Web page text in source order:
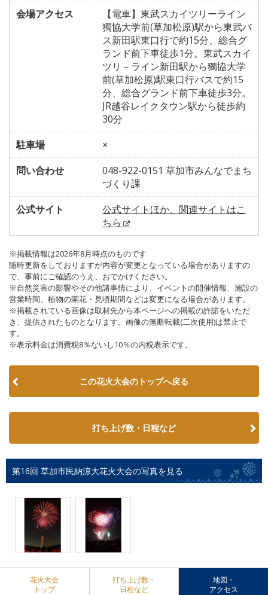
会場アクセス
【電車】東武スカイツリーライン
獨協大学前(草加松原)駅から東武バ
ス新田駅東口行で約15分、総合グ
ランド前下車徒歩1分。東武スカイ
ツリ－ライン新田駅から獨協大学
前(草加松原)駅東口行バスで約15
分、総合グランド前下車徒歩3分。
JR越谷レイクタウン駅から徒歩約
30分
駐車場
×
問い合わせ
048-922-0151 草加市みんなでまち
づくり課
公式サイト
公式サイトほか、関連サイトはこ
ちら
※掲載情報は2026年8月時点のものです
随時更新をしておりますが内容が変更となっている場合がありますの
で、事前にご確認のうえ、おでかけください。
※自然災害の影響やその他諸事情により、イベントの開催情報、施設の
営業時間、植物の開花・見頃期間などは変更になる場合があります。
※掲載されている画像は取材先から本ページへの掲載の許諾をいただ
き、提供されたものとなります。画像の無断転載(二次使用)は禁止で
す。
※表示料金は消費税8％ないし10％の内税表示です。
この花火大会のトップへ戻る
打ち上げ数・日程など
第16回 草加市民納涼大花火大会の写真を見る
花火大会
トップ
打ち上げ数・
日程など
地図・
アクセス